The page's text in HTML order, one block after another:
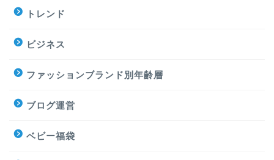
トレンド
ビジネス
ファッションブランド別年齢層
ブログ運営
ベビー福袋